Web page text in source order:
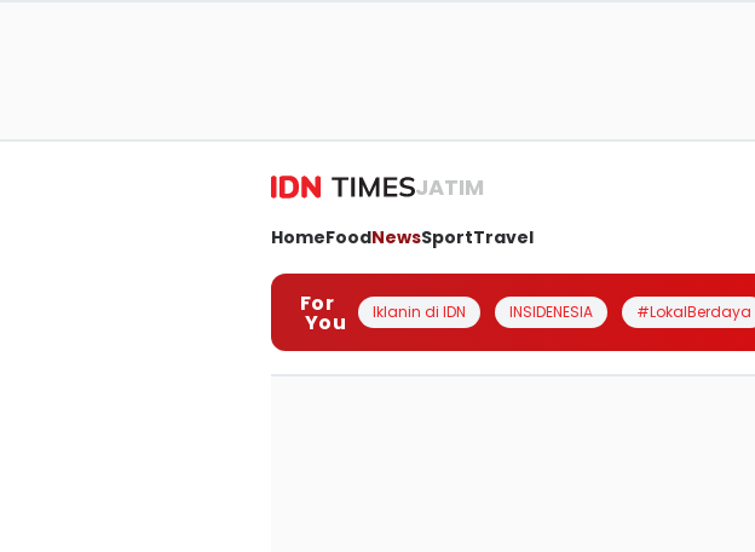
JATIM
HomeFoodNewsSportTravel
For
You Iklanin di IDN INSIDENESIA #LokalBerdaya